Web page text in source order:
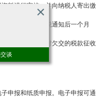
料进行审核，并向纳税人寄出缴
税人应在收到缴税通知后一个月
则税务机关会对欠交的税款征收
申报和纸质申报。电子申报可通
谈